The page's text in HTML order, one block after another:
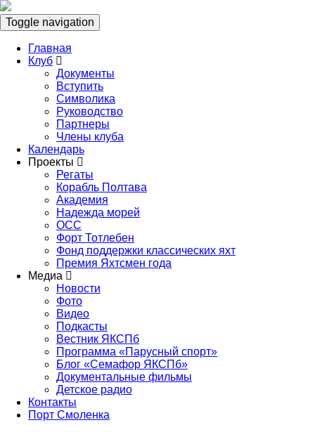
Toggle navigation
Главная
Клуб
Документы
Вступить
Символика
Руководство
Партнеры
Члены клуба
Календарь
Проекты
Регаты
Корабль Полтава
Академия
Надежда морей
ОСС
Форт Тотлебен
Фонд поддержки классических яхт
Премия Яхтсмен года
Медиа
Новости
Фото
Видео
Подкасты
Вестник ЯКСПб
Программа «Парусный спорт»
Блог «Семафор ЯКСПб»
Документальные фильмы
Детское радио
Контакты
Порт Смоленка